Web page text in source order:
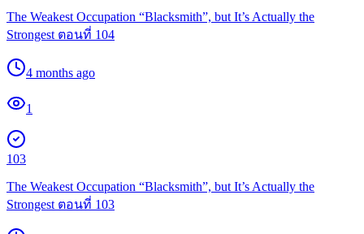
The Weakest Occupation “Blacksmith”, but It’s Actually the
Strongest ตอนที่ 104
4 months ago
1
103
The Weakest Occupation “Blacksmith”, but It’s Actually the
Strongest ตอนที่ 103